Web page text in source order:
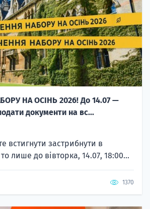
НА ОСІНЬ 2026! До 14.07 —
документи на вс...
встигнути застрибнути в
лише до вівторка, 14.07, 18:00...
1370